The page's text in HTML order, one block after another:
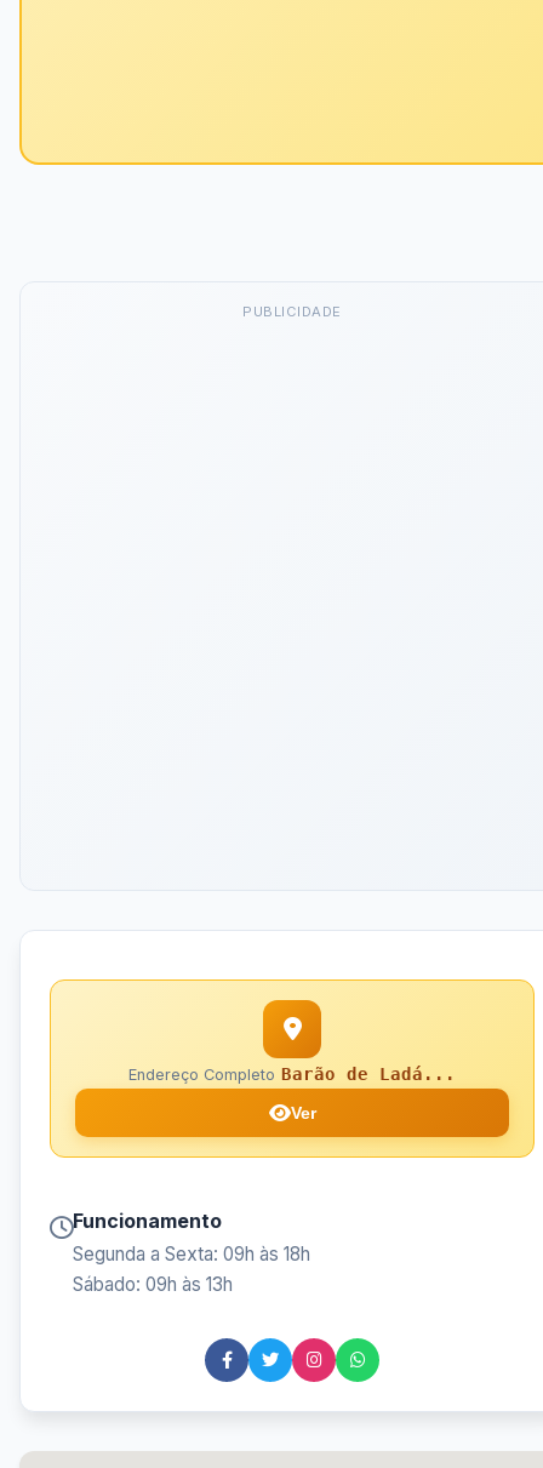
PUBLICIDADE
Endereço Completo Barão de Ladá...
Ver
Funcionamento
Segunda a Sexta: 09h às 18h
Sábado: 09h às 13h